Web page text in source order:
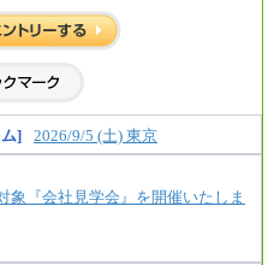
慮の上、当社規定により決定
] 2026/9/5 (土) 東京
象『会社見学会』を開催いたしま